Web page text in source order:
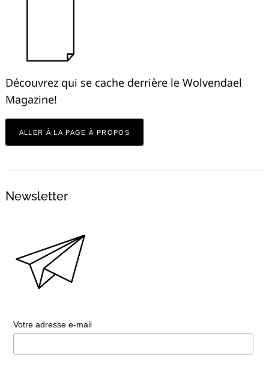
Découvrez qui se cache derrière le Wolvendael
Magazine!
ALLER À LA PAGE À PROPOS
Newsletter
Votre adresse e-mail